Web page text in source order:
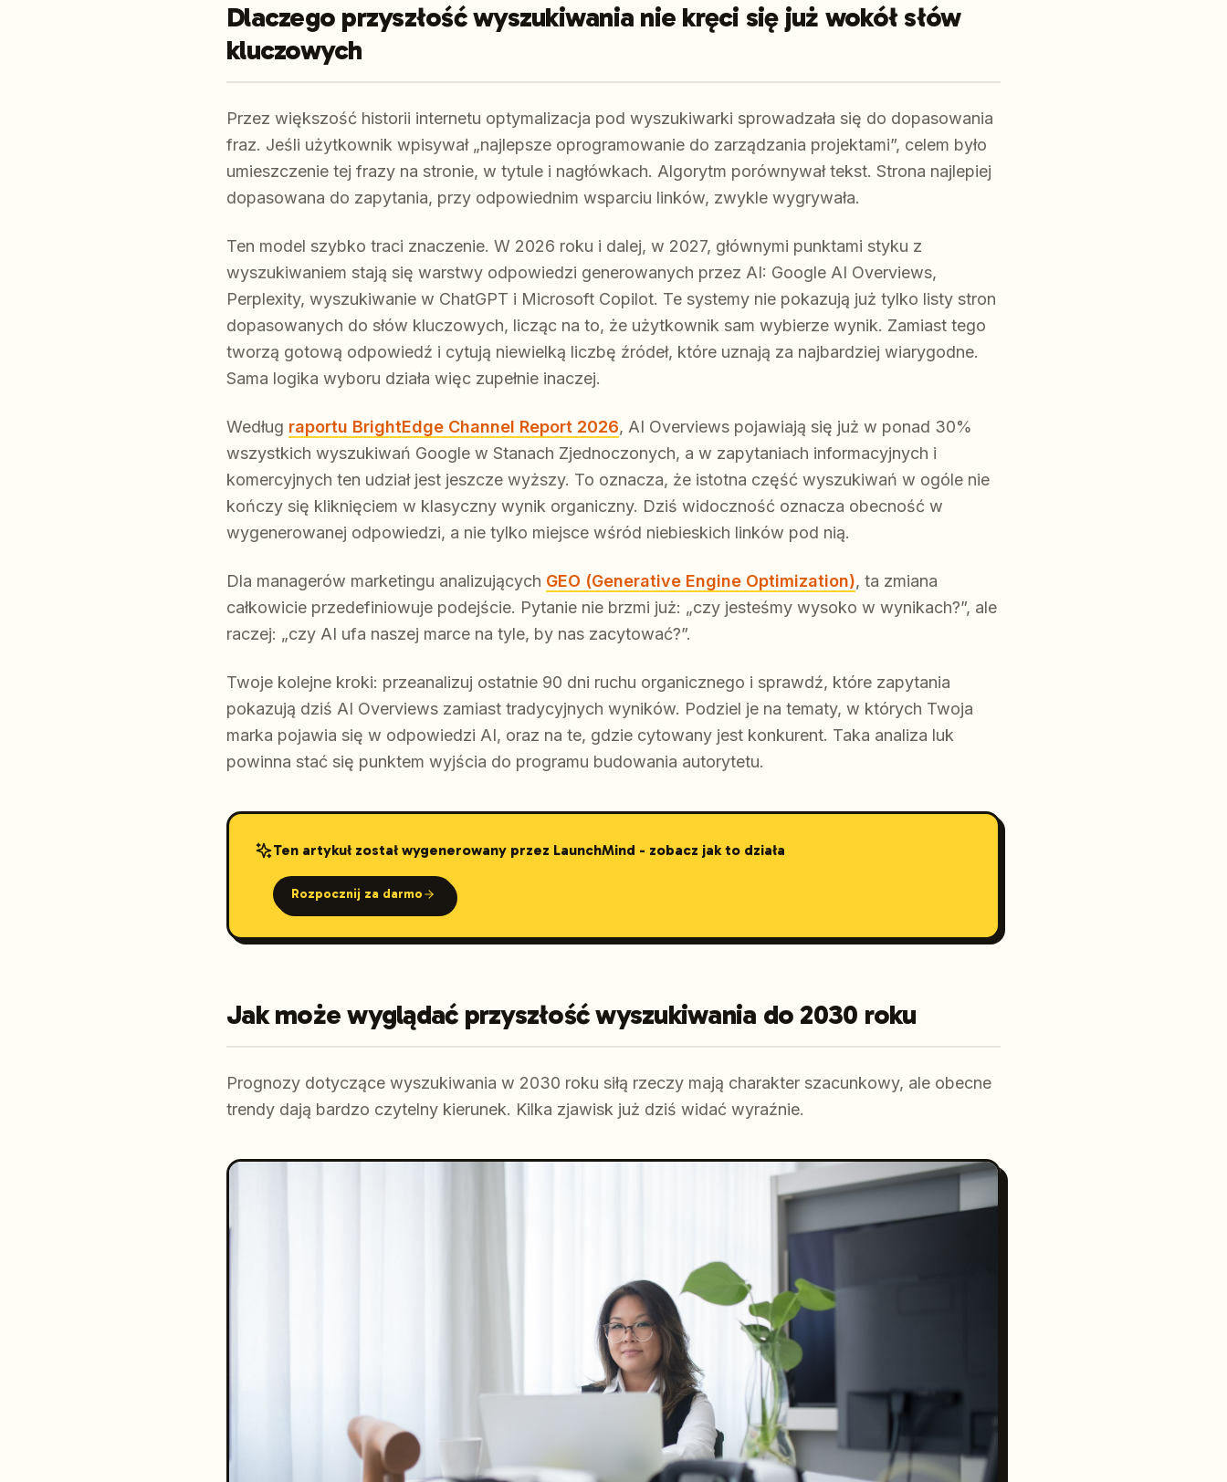
Dlaczego przyszłość wyszukiwania nie kręci się już wokół słów
kluczowych
Przez większość historii internetu optymalizacja pod wyszukiwarki sprowadzała się do dopasowania
fraz. Jeśli użytkownik wpisywał „najlepsze oprogramowanie do zarządzania projektami”, celem było
umieszczenie tej frazy na stronie, w tytule i nagłówkach. Algorytm porównywał tekst. Strona najlepiej
dopasowana do zapytania, przy odpowiednim wsparciu linków, zwykle wygrywała.
Ten model szybko traci znaczenie. W 2026 roku i dalej, w 2027, głównymi punktami styku z
wyszukiwaniem stają się warstwy odpowiedzi generowanych przez AI: Google AI Overviews,
Perplexity, wyszukiwanie w ChatGPT i Microsoft Copilot. Te systemy nie pokazują już tylko listy stron
dopasowanych do słów kluczowych, licząc na to, że użytkownik sam wybierze wynik. Zamiast tego
tworzą gotową odpowiedź i cytują niewielką liczbę źródeł, które uznają za najbardziej wiarygodne.
Sama logika wyboru działa więc zupełnie inaczej.
Według raportu BrightEdge Channel Report 2026, AI Overviews pojawiają się już w ponad 30%
wszystkich wyszukiwań Google w Stanach Zjednoczonych, a w zapytaniach informacyjnych i
komercyjnych ten udział jest jeszcze wyższy. To oznacza, że istotna część wyszukiwań w ogóle nie
kończy się kliknięciem w klasyczny wynik organiczny. Dziś widoczność oznacza obecność w
wygenerowanej odpowiedzi, a nie tylko miejsce wśród niebieskich linków pod nią.
Dla managerów marketingu analizujących GEO (Generative Engine Optimization), ta zmiana
całkowicie przedefiniowuje podejście. Pytanie nie brzmi już: „czy jesteśmy wysoko w wynikach?”, ale
raczej: „czy AI ufa naszej marce na tyle, by nas zacytować?”.
Twoje kolejne kroki: przeanalizuj ostatnie 90 dni ruchu organicznego i sprawdź, które zapytania
pokazują dziś AI Overviews zamiast tradycyjnych wyników. Podziel je na tematy, w których Twoja
marka pojawia się w odpowiedzi AI, oraz na te, gdzie cytowany jest konkurent. Taka analiza luk
powinna stać się punktem wyjścia do programu budowania autorytetu.
Ten artykuł został wygenerowany przez LaunchMind - zobacz jak to działa
Rozpocznij za darmo
Jak może wyglądać przyszłość wyszukiwania do 2030 roku
Prognozy dotyczące wyszukiwania w 2030 roku siłą rzeczy mają charakter szacunkowy, ale obecne
trendy dają bardzo czytelny kierunek. Kilka zjawisk już dziś widać wyraźnie.